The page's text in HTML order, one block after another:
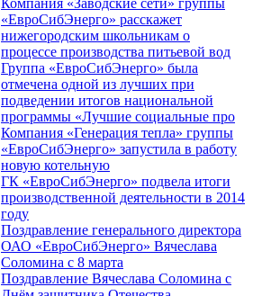
Компания «Заводские сети» группы
«ЕвроСибЭнерго» расскажет
нижегородским школьникам о
процессе производства питьевой вод
Группа «ЕвроСибЭнерго» была
отмечена одной из лучших при
подведении итогов национальной
программы «Лучшие социальные про
Компания «Генерация тепла» группы
«ЕвроСибЭнерго» запустила в работу
новую котельную
ГК «ЕвроСибЭнерго» подвела итоги
производственной деятельности в 2014
году
Поздравление генерального директора
ОАО «ЕвроСибЭнерго» Вячеслава
Соломина с 8 марта
Поздравление Вячеслава Соломина с